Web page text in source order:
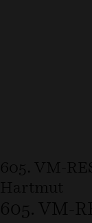
605. VM-
Hartmut
605. VM-